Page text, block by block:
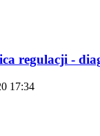
regulacji -
17:34